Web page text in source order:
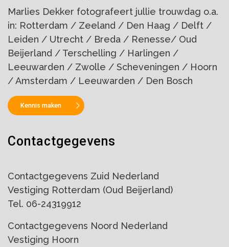
Marlies Dekker fotografeert jullie trouwdag o.a.
in: Rotterdam / Zeeland / Den Haag / Delft /
Leiden / Utrecht / Breda / Renesse/ Oud
Beijerland / Terschelling / Harlingen /
Leeuwarden / Zwolle / Scheveningen / Hoorn
/ Amsterdam / Leeuwarden / Den Bosch
Kennis maken
Contactgegevens
Contactgegevens Zuid Nederland
Vestiging Rotterdam (Oud Beijerland)
Tel. 06-24319912
Contactgegevens Noord Nederland
Vestiging Hoorn